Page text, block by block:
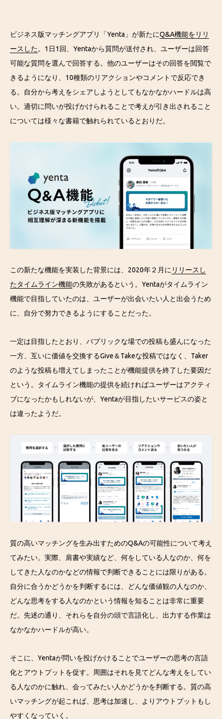
ビジネス版マッチングアプリ「Yenta」が新たにQ&A機能をリリ
ースした。1日1回、Yentaから質問が送付され、ユーザーは回答
可能な質問を選んで回答する。他のユーザーはその回答を閲覧で
きるようになり、10種類のリアクションやコメントで反応でき
る。自分から考えをシェアしようとしてもなかなかハードルは高
い。適切に問いが投げかけられることで考えが引き出されること
については様々な書籍で触れられているとおりだ。
この新たな機能を実装した背景には、2020年２月に リリースし
たタイムライン機能の失敗があるという。Yentaがタイムライン
機能で目指していたのは、ユーザーが出会いたい人と出会うため
に、自分で努力できるようにすることだった。
一定は目指したとおり、パブリックな場での投稿も盛んになった
一方、互いに価値を交換するGive＆Takeな投稿ではなく、Taker
のような投稿も増えてしまったことが機能提供を終了した要因だ
という。タイムライン機能の提供を続ければユーザーはアクティ
ブになったかもしれないが、Yentaが目指したいサービスの姿と
は違ったようだ。
質の高いマッチングを生み出すためのQ&Aの可能性について考え
てみたい。実際、肩書や実績など、何をしている人なのか、何を
してきた人なのかなどの情報で判断できることには限りがある。
自分に合うかどうかを判断するには、どんな価値観の人なのか、
どんな思考をする人なのかという情報を知ることは非常に重要
だ。先述の通り、それらを自分の頭で言語化し、出力する作業は
なかなかハードルが高い。
そこに、Yentaが問いを投げかけることでユーザーの思考の言語
化とアウトプットを促す。周囲はそれを見てどんな考えをしてい
る人なのかに触れ、会ってみたい人かどうかを判断する。質の高
いマッチングが起これば、思考は加速し、よりアウトプットもし
やすくなっていく。